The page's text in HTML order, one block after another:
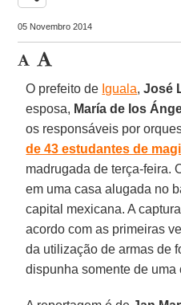
05 Novembro 2014
O prefeito de Iguala,José
esposa, María de los
os responsáveis por
de 43 estudantes de
madrugada de terça-feira.
em uma casa alugada no
capital mexicana. A
acordo com as primeiras
da utilização de armas de
dispunha somente de uma